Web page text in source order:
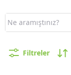
Filtreler